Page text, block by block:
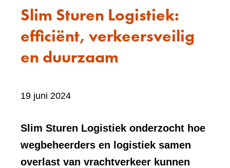
Slim Sturen Logistiek:
efficiënt, verkeersveilig
en duurzaam
19 juni 2024Bevat
element:
Foto
Slim Sturen Logistiek onderzocht hoe
wegbeheerders en logistiek samen
overlast van vrachtverkeer kunnen